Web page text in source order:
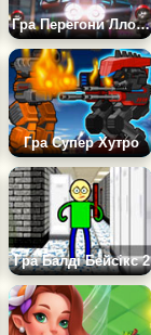
Гра Перегони Ллойда
Гра Супер Хутро
Гра Балді Бейсікс 2